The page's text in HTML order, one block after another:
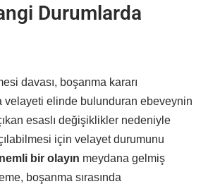
Durumlarda
davası, boşanma kararı
velayeti elinde bulunduran ebeveynin
esaslı değişiklikler nedeniyle
için velayet durumunu
bir olayın meydana gelmiş
boşanma sırasında